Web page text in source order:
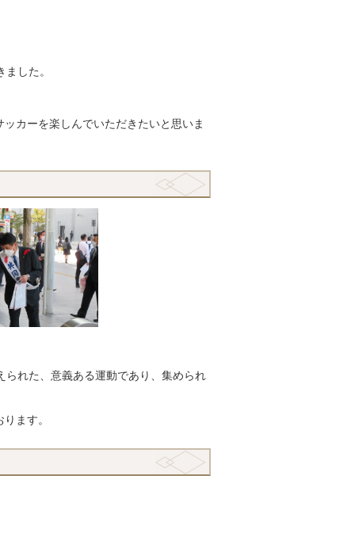
した。
カーを楽しんでいただきたいと思いま
れた、意義ある運動であり、集められ
ます。